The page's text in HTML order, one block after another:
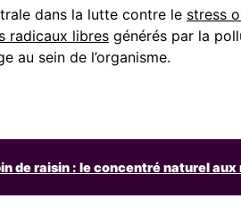
dans la lutte contre le stress
radicaux libres générés par la
au sein de l’organisme.
de raisin : le concentré naturel